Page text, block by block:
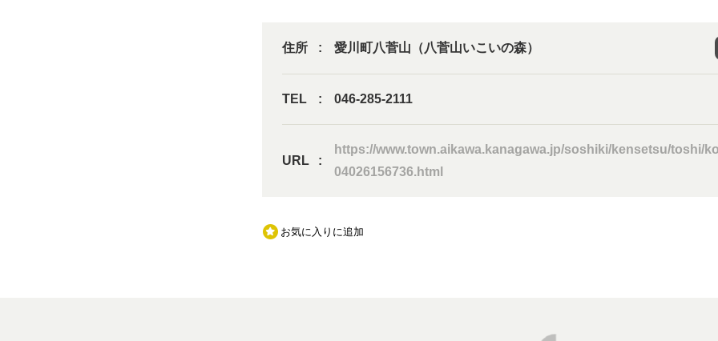
住所 愛川町八菅山（八菅山いこいの森）
TEL 046-285-2111
URL
https://www.town.aikawa.kanagawa.jp/soshiki/kensetsu/toshi/
04026156736.html
お気に入りに追加